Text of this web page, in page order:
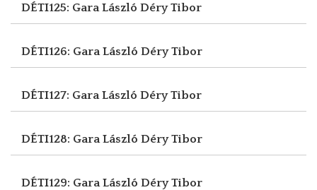
DÉTI125: Gara László Déry Tibor
DÉTI126: Gara László Déry Tibor
DÉTI127: Gara László Déry Tibor
DÉTI128: Gara László Déry Tibor
DÉTI129: Gara László Déry Tibor